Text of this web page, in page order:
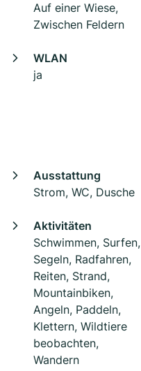
Auf einer Wiese,
Zwischen Feldern
WLAN
ja
Ausstattung
Strom, WC, Dusche
Aktivitäten
Schwimmen, Surfen,
Segeln, Radfahren,
Reiten, Strand,
Mountainbiken,
Angeln, Paddeln,
Klettern, Wildtiere
beobachten,
Wandern